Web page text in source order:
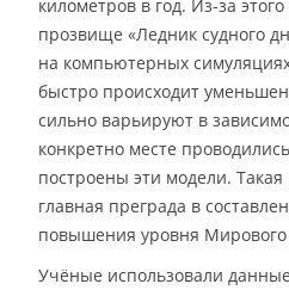
километров в год. Из-за
прозвище «Ледник судного
на компьютерных
быстро происходит
сильно варьируют в
конкретно месте
построены эти модели.
главная преграда в
повышения уровня Мирового
Учёные использовали